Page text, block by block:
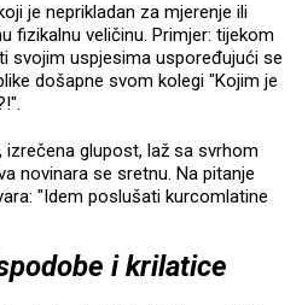
je neprikladan za mjerenje ili
fizikalnu veličinu. Primjer: tijekom
svojim uspjesima uspoređujući se
došapne svom kolegi "Kojim je
izrečena glupost, laž sa svrhom
novinara se sretnu. Na pitanje
"Idem poslušati kurcomlatine
i krilatice